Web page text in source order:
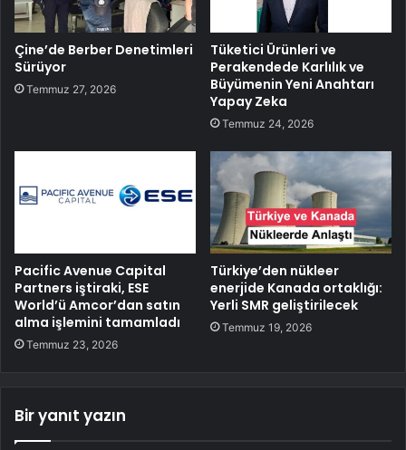
Çine’de Berber Denetimleri
Sürüyor
Temmuz 27, 2026
Tüketici Ürünleri ve
Perakendede Karlılık ve
Büyümenin Yeni Anahtarı
Yapay Zeka
Temmuz 24, 2026
Pacific Avenue Capital
Partners iştiraki, ESE
World’ü Amcor’dan satın
alma işlemini tamamladı
Temmuz 23, 2026
Türkiye’den nükleer
enerjide Kanada ortaklığı:
Yerli SMR geliştirilecek
Temmuz 19, 2026
Bir yanıt yazın